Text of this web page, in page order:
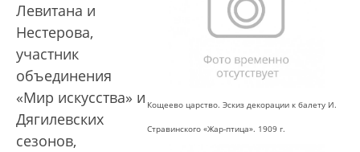
Кощеево царство. Эскиз декорации к балету И.
Стравинского «Жар-птица». 1909 г.
Левитана и
Нестерова,
участник
объединения
«Мир искусства» и
Дягилевских
сезонов,